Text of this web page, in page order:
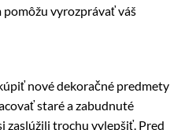
vyrozprávať váš
nové dekoračné predmety
staré a zabudnuté
zaslúžili trochu vylepšiť. Pred